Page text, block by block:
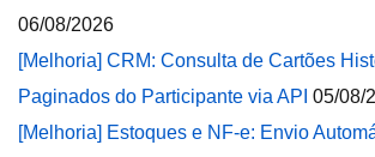
06/08/2026
[Melhoria] CRM: Consulta de Cartões
Paginados do Participante via API 05/08/
[Melhoria] Estoques e NF-e: Envio